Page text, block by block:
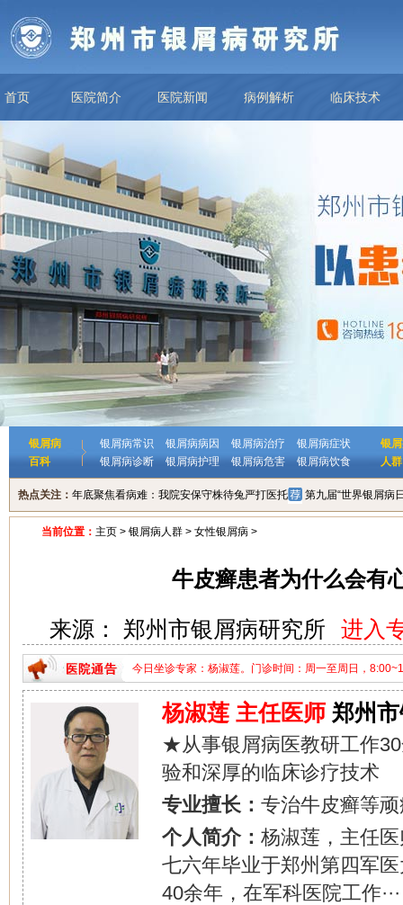
首页 医院简介 医院新闻 病例解析 临床技术
银屑病
百科
银屑病常识 银屑病病因 银屑病治疗
银屑病症状
银屑病诊断
银屑病护理 银屑病危害 银屑病饮食
银
人群
热点关注： 年底聚焦看病难：我院安保守株待兔严打医托 第九届“世界银屑病
当前位置： 主页 > 银屑病人群 > 女性银屑病 >
牛皮癣患者为什么会有
来源： 郑州市银屑病研究所 进入
今日坐诊专家：杨淑莲。门诊时间：周一至周日，
杨淑莲 主任医师 郑州
★从事银屑病医教研工作
验和深厚的临床诊疗技术
专业擅长： 专治牛皮癣等
个人简介： 杨淑莲，主任
七六年毕业于郑州第四军
40余年，在军科医院工作···